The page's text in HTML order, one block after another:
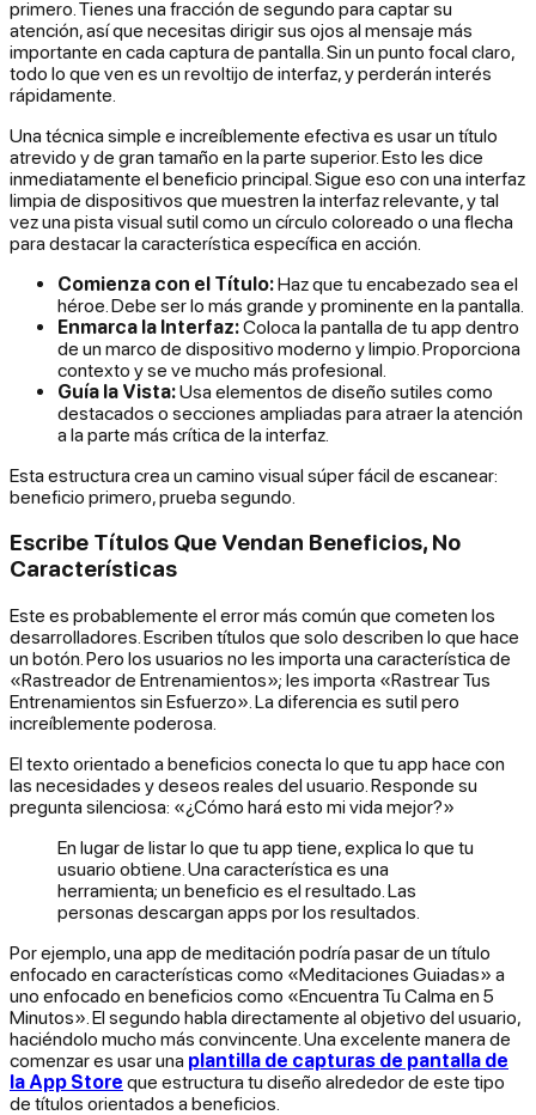
primero. Tienes una fracción de segundo para captar su
atención, así que necesitas dirigir sus ojos al mensaje más
importante en cada captura de pantalla. Sin un punto focal claro,
todo lo que ven es un revoltijo de interfaz, y perderán interés
rápidamente.
Una técnica simple e increíblemente efectiva es usar un título
atrevido y de gran tamaño en la parte superior. Esto les dice
inmediatamente el beneficio principal. Sigue eso con una interfaz
limpia de dispositivos que muestren la interfaz relevante, y tal
vez una pista visual sutil como un círculo coloreado o una flecha
para destacar la característica específica en acción.
Comienza con el Título:Haz que tu encabezado sea el
héroe. Debe ser lo más grande y prominente en la pantalla.
Enmarca la Interfaz:Coloca la pantalla de tu app dentro
de un marco de dispositivo moderno y limpio. Proporciona
contexto y se ve mucho más profesional.
Guía la Vista:Usa elementos de diseño sutiles como
destacados o secciones ampliadas para atraer la atención
a la parte más crítica de la interfaz.
Esta estructura crea un camino visual súper fácil de escanear:
beneficio primero, prueba segundo.
Escribe Títulos Que Vendan Beneficios, No
Características
Este es probablemente el error más común que cometen los
desarrolladores. Escriben títulos que solo describen lo que hace
un botón. Pero los usuarios no les importa una característica de
«Rastreador de Entrenamientos»; les importa «Rastrear Tus
Entrenamientos sin Esfuerzo». La diferencia es sutil pero
increíblemente poderosa.
El texto orientado a beneficios conecta lo que tu app hace con
las necesidades y deseos reales del usuario. Responde su
pregunta silenciosa: «¿Cómo hará esto mi vida mejor?»
En lugar de listar lo que tu app tiene, explica lo que tu
usuario obtiene . Una característica es una
herramienta; un beneficio es el resultado. Las
personas descargan apps por los resultados.
Por ejemplo, una app de meditación podría pasar de un título
enfocado en características como «Meditaciones Guiadas» a
uno enfocado en beneficios como «Encuentra Tu Calma en 5
Minutos». El segundo habla directamente al objetivo del usuario,
haciéndolo mucho más convincente. Una excelente manera de
comenzar es usar una plantilla de capturas de pantalla de
la App Store que estructura tu diseño alrededor de este tipo
de títulos orientados a beneficios.